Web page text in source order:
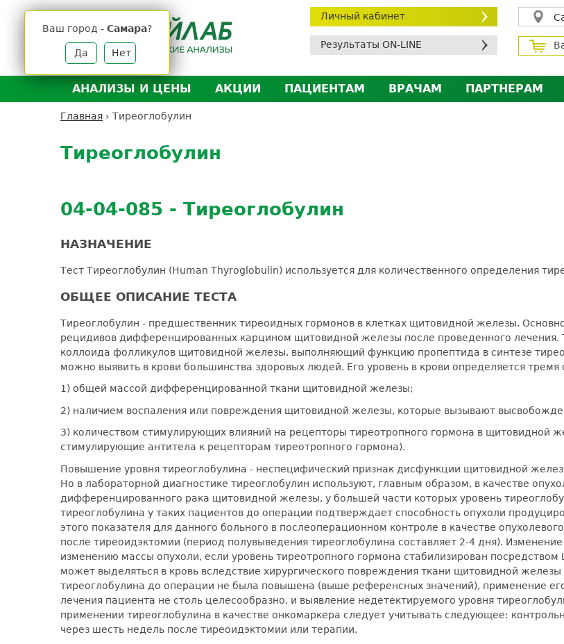
Личный кабинет
Результаты ON-LINE
Ваш город - Самара?
Да Нет
АНАЛИЗЫ И ЦЕНЫ
Анализы и цены
Выезд на дом
Расшифровка анализов
АКЦИИ
ПАЦИЕНТАМ
ВРАЧАМ
ПАРТНЕРАМ
Главная › Тиреоглобулин
to
top
Тиреоглобулин
04-04-085 - Тиреоглобулин
НАЗНАЧЕНИЕ
Тест Тиреоглобулин (Human Thyroglobulin) используется для количественного определения
ОБЩЕЕ ОПИСАНИЕ ТЕСТА
Тиреоглобулин - предшественник тиреоидных гормонов в клетках щитовидной железы.
рецидивов дифференцированных карцином щитовидной железы после проведенного лечения.
коллоида фолликулов щитовидной железы, выполняющий функцию пропептида в синтезе
можно выявить в крови большинства здоровых людей. Его уровень в крови определяется
1) общей массой дифференцированной ткани щитовидной железы;
2) наличием воспаления или повреждения щитовидной железы, которые вызывают
3) количеством стимулирующих влияний на рецепторы тиреотропного гормона в щитовидной
стимулирующие антитела к рецепторам тиреотропного гормона).
Повышение уровня тиреоглобулина - неспецифический признак дисфункции щитовидной
Но в лабораторной диагностике тиреоглобулин используют, главным образом, в качестве
дифференцированного рака щитовидной железы, у большей части которых уровень
тиреоглобулина у таких пациентов до операции подтверждает способность опухоли
этого показателя для данного больного в послеоперационном контроле в качестве
после тиреоидэктомии (период полувыведения тиреоглобулина составляет 2-4 дня).
изменению массы опухоли, если уровень тиреотропного гормона стабилизирован посредством
может выделяться в кровь вследствие хирургического повреждения ткани щитовидной
тиреоглобулина до операции не была повышена (выше референсных значений), применение
лечения пациента не столь целесообразно, и выявление недетектируемого уровня
применении тиреоглобулина в качестве онкомаркера следует учитывать следующее:
через шесть недель после тиреоидэктомии или терапии.